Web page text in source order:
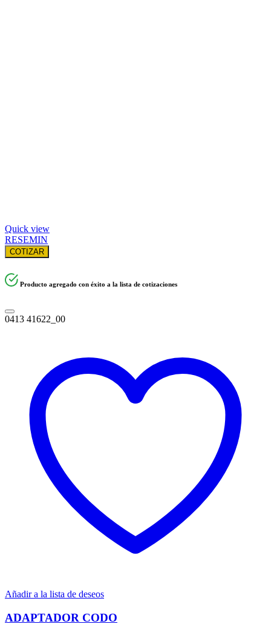
Quick view
RESEMIN
COTIZAR
Producto agregado con éxito a la lista de cotizaciones
0413 41622_00
Añadir a la lista de deseos
ADAPTADOR CODO